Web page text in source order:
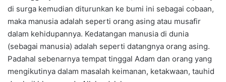
di surga kemudian diturunkan ke bumi ini sebagai cobaan,
maka manusia adalah seperti orang asing atau musafir
dalam kehidupannya. Kedatangan manusia di dunia
(sebagai manusia) adalah seperti datangnya orang asing.
Padahal sebenarnya tempat tinggal Adam dan orang yang
mengikutinya dalam masalah keimanan, ketakwaan, tauhid